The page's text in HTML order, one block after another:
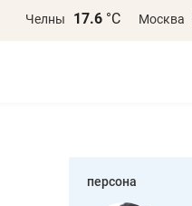
Челны 17.6 °С Москва
персона